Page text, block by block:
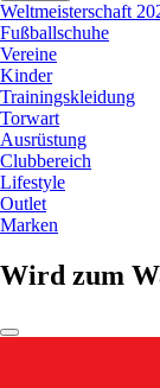
Weltmeisterschaft
Fußballschuhe
Vereine
Kinder
Trainingskleidung
Torwart
Ausrüstung
Clubbereich
Lifestyle
Outlet
Marken
Wird zum